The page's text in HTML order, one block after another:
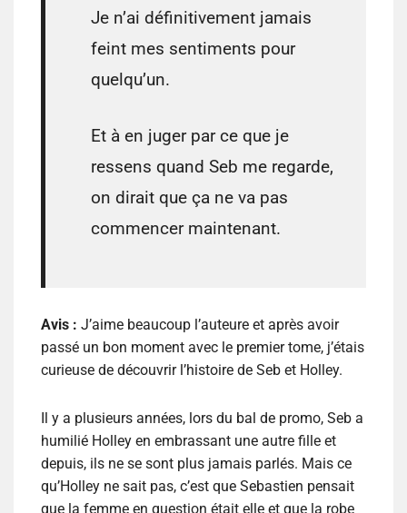
Je n’ai définitivement jamais
feint mes sentiments pour
quelqu’un.
Et à en juger par ce que je
ressens quand Seb me regarde,
on dirait que ça ne va pas
commencer maintenant.
Avis : J’aime beaucoup l’auteure et après avoir
passé un bon moment avec le premier tome, j’étais
curieuse de découvrir l’histoire de Seb et Holley.
Il y a plusieurs années, lors du bal de promo, Seb a
humilié Holley en embrassant une autre fille et
depuis, ils ne se sont plus jamais parlés. Mais ce
qu’Holley ne sait pas, c’est que Sebastien pensait
que la femme en question était elle et que la robe